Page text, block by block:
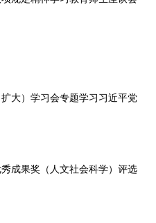
大）学习会专题学习习近平党
成果奖（人文社会科学）评选